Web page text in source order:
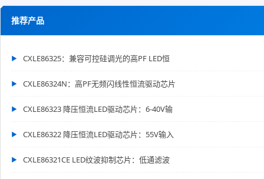
推荐产品
CXLE86325：兼容可控硅调光的高PF LED恒
CXLE86324N：高PF无频闪线性恒流驱动芯片
CXLE86323 降压恒流LED驱动芯片：6-40V输
CXLE86322 降压恒流LED驱动芯片：55V输入
CXLE86321CE LED纹波抑制芯片：低通滤波